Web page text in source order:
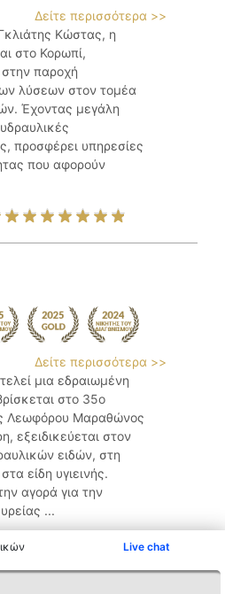
Live chat
Δείτε περισσότερα >>
Κώστας, η
στο Κορωπί,
στην παροχή
λύσεων στον τομέα
Έχοντας μεγάλη
προσφέρει υπηρεσίες
που αφορούν
Δείτε περισσότερα >>
μια εδραιωμένη
στο 35ο
Λεωφόρου Μαραθώνος
εξειδικεύεται στον
ειδών, στη
είδη υγιεινής.
αγορά για την
...